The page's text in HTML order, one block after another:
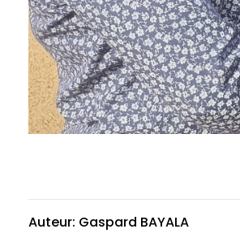
Auteur: Gaspard BAYALA